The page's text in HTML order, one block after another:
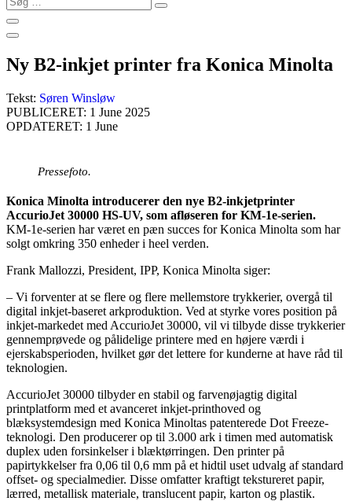
…
Ny B2-inkjet printer fra Konica Minolta
Tekst: Søren Winsløw
PUBLICERET: 1 June 2025
OPDATERET: 1 June
Pressefoto.
Konica Minolta introducerer den nye B2-inkjetprinter
AccurioJet 30000 HS-UV, som afløseren for KM-1e-serien.
KM-1e-serien har været en pæn succes for Konica Minolta som har
solgt omkring 350 enheder i heel verden.
Frank Mallozzi, President, IPP, Konica Minolta siger:
– Vi forventer at se flere og flere mellemstore trykkerier, overgå til
digital inkjet-baseret arkproduktion. Ved at styrke vores position på
inkjet-markedet med AccurioJet 30000, vil vi tilbyde disse trykkerier
gennemprøvede og pålidelige printere med en højere værdi i
ejerskabsperioden, hvilket gør det lettere for kunderne at have råd til
teknologien.
AccurioJet 30000 tilbyder en stabil og farvenøjagtig digital
printplatform med et avanceret inkjet-printhoved og
blæksystemdesign med Konica Minoltas patenterede Dot Freeze-
teknologi. Den producerer op til 3.000 ark i timen med automatisk
duplex uden forsinkelser i blæktørringen. Den printer på
papirtykkelser fra 0,06 til 0,6 mm på et hidtil uset udvalg af standard
offset- og specialmedier. Disse omfatter kraftigt tekstureret papir,
lærred, metallisk materiale, translucent papir, karton og plastik.